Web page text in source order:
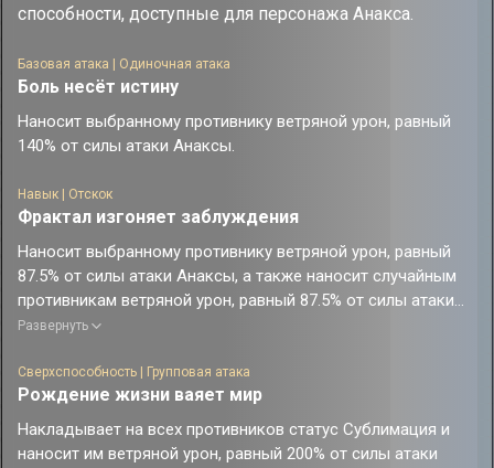
способности, доступные для персонажа Анакса.
Базовая атака | Одиночная атака
Боль несёт истину
Наносит выбранному противнику ветряной урон, равный
140% от силы атаки Анаксы.
Навык | Отскок
Фрактал изгоняет заблуждения
Наносит выбранному противнику ветряной урон, равный
87.5% от силы атаки Анаксы, а также наносит случайным
противникам ветряной урон, равный 87.5% от силы атаки
Анаксы, 4 доп. раза. В первую очередь атакует цели,
За каждого имеющегося на поле боя противника
наносимый этим навыком урон повышается на 20%.
Развернуть
Сверхспособность | Групповая атака
Рождение жизни ваяет мир
Накладывает на всех противников статус Сублимация и
наносит им ветряной урон, равный 200% от силы атаки